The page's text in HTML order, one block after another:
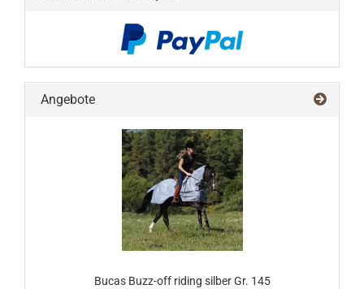
Angebote
Bucas Buzz-off riding silber Gr. 145